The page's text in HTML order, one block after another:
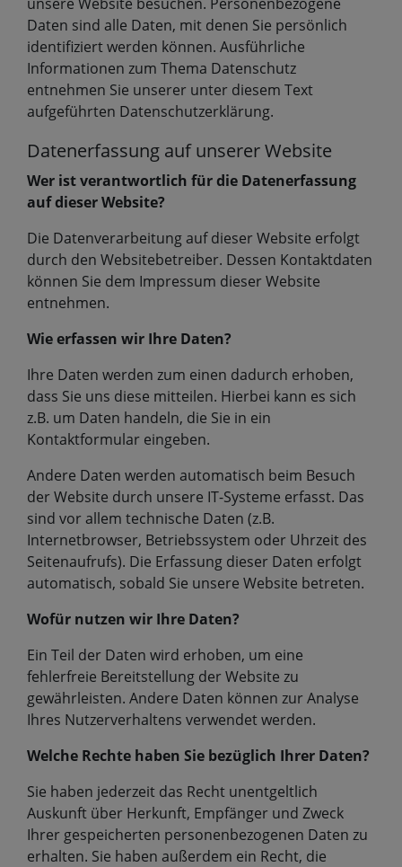
Daten sind alle Daten, mit denen Sie persönlich
identifiziert werden können. Ausführliche
Informationen zum Thema Datenschutz
entnehmen Sie unserer unter diesem Text
aufgeführten Datenschutzerklärung.
Datenerfassung auf unserer Website
Wer ist verantwortlich für die Datenerfassung
auf dieser Website?
Die Datenverarbeitung auf dieser Website erfolgt
durch den Websitebetreiber. Dessen Kontaktdaten
können Sie dem Impressum dieser Website
entnehmen.
Wie erfassen wir Ihre Daten?
Ihre Daten werden zum einen dadurch erhoben,
dass Sie uns diese mitteilen. Hierbei kann es sich
z.B. um Daten handeln, die Sie in ein
Kontaktformular eingeben.
Andere Daten werden automatisch beim Besuch
der Website durch unsere IT-Systeme erfasst. Das
sind vor allem technische Daten (z.B.
Internetbrowser, Betriebssystem oder Uhrzeit des
Seitenaufrufs). Die Erfassung dieser Daten erfolgt
automatisch, sobald Sie unsere Website betreten.
Wofür nutzen wir Ihre Daten?
Ein Teil der Daten wird erhoben, um eine
fehlerfreie Bereitstellung der Website zu
gewährleisten. Andere Daten können zur Analyse
Ihres Nutzerverhaltens verwendet werden.
Welche Rechte haben Sie bezüglich Ihrer Daten?
Sie haben jederzeit das Recht unentgeltlich
Auskunft über Herkunft, Empfänger und Zweck
Ihrer gespeicherten personenbezogenen Daten zu
erhalten. Sie haben außerdem ein Recht, die